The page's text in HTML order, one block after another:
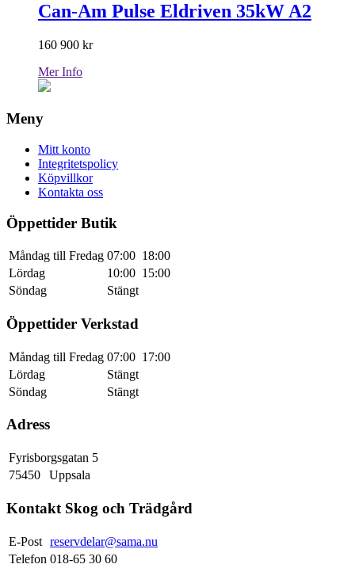
Can-Am Pulse Eldriven 35kW A2
160 900 kr
Mer Info
Meny
Mitt konto
Integritetspolicy
Köpvillkor
Kontakta oss
Öppettider Butik
Måndag till Fredag 07:00 18:00
Lördag
10:00 15:00
Söndag
Stängt
Öppettider Verkstad
Måndag till Fredag 07:00 17:00
Lördag
Stängt
Söndag
Stängt
Adress
Fyrisborgsgatan 5
75450
Uppsala
Kontakt Skog och Trädgård
E-Post reservdelar@sama.nu
Telefon 018-65 30 60